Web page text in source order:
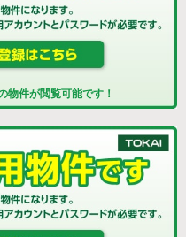
物件が閲覧可能です！